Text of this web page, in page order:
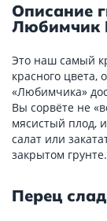
Описание
Любимчик
Это наш самый
красного цвета,
«Любимчика»
Вы сорвёте не
мясистый плод,
салат или
закрытом грунте.
Перец